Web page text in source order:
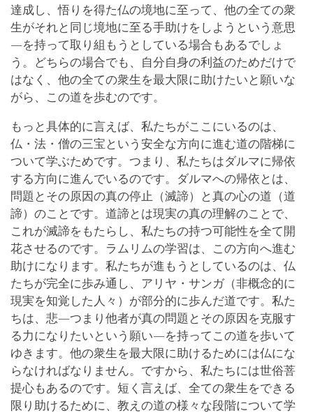
達成し、悟りを得た仏の境地に至って、他の全ての衆
生がそれと同じ境地に至る手助けをしようという意思
―を持って取り組もうとしている場合もあるでしょ
う。どちらの場合でも、自分自身の利益のためだけで
はなく、他の全ての衆生を最大限に助けたいと願いな
がら、この道を歩むのです。
もっと具体的に言えば、私たちがここにいるのは、
仏・法・僧の三宝という安全な方向に進む道の階梯に
ついて学ぶためです。つまり、私たちはダルマに帰依
する方向に進んでいるのです。ダルマへの帰依とは、
問題とその原因の真の停止（滅諦）と真の心の道（道
諦）のことです。道諦とは現実の真の理解のことで、
これが滅諦をもたらし、私たちの持つ可能性を全て開
花させるのです。ラムリムの学習は、この方向へ進む
助けになります。私たちが進もうとしているのは、仏
たちが完全に歩み通し、アリヤ・サンガ（非概念的に
現実を知覚した人々）が部分的に歩んだ道です。私た
ちは、悲―つまり他者が真の問題とその原因を克服す
る力になりたいという願い―を持ってこの道を歩いて
ゆきます。他の衆生を最大限に助けるためには仏にな
らなければなりません。ですから、私たちには世俗菩
提心もあるのです。短く言えば、全ての衆生をできる
限り助けるために、教えの道の様々な段階について学